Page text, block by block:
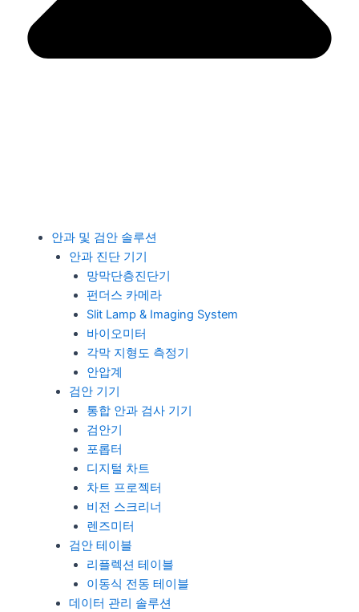
안과 및 검안 솔루션
안과 진단 기기
망막단층진단기
펀더스 카메라
Slit Lamp & Imaging System
바이오미터
각막 지형도 측정기
안압계
검안 기기
통합 안과 검사 기기
검안기
포롭터
디지털 차트
차트 프로젝터
비전 스크리너
렌즈미터
검안 테이블
리플렉션 테이블
이동식 전동 테이블
데이터 관리 솔루션